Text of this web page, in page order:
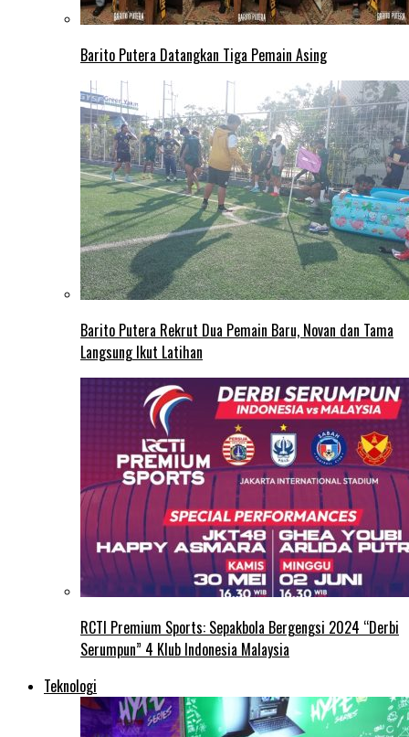
Barito Putera Datangkan Tiga Pemain Asing
Barito Putera Rekrut Dua Pemain Baru, Novan dan Tama
Langsung Ikut Latihan
RCTI Premium Sports: Sepakbola Bergengsi 2024 “Derbi
Serumpun” 4 Klub Indonesia Malaysia
Teknologi